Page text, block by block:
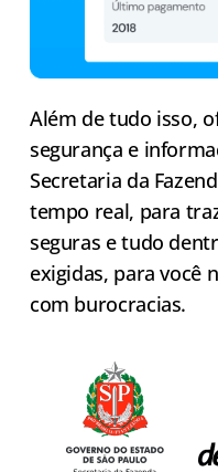
Além de tudo isso,
segurança e
Secretaria da
tempo real, para
seguras e tudo
exigidas, para você
com burocracias.